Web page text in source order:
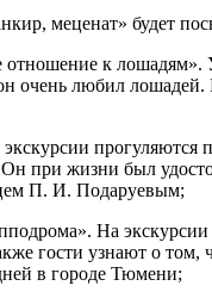
меценат» будет
к
любил лошадей.
при жизни был
П. И. Подаруевым;
На
гости узнают о том,
в городе Тюмени;